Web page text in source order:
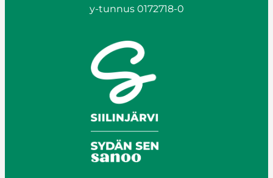
y-tunnus 0172718-0